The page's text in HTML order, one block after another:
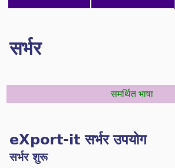
सर्भर
समर्थित भाषा
eXport-it सर्भर उपयोग
सर्भर शुरू